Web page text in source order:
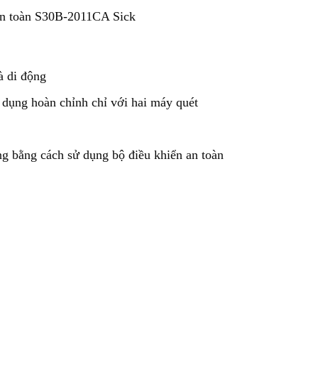
toàn S30B-2011CA Sick
di động
hoàn chỉnh chỉ với hai máy quét
bằng cách sử dụng bộ điều khiển an toàn